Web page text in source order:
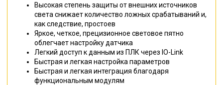
Высокая степень защиты от внешних источников
света снижает количество ложных срабатываний и,
как следствие, простоев
Яркое, четкое, прецизионное световое пятно
облегчает настройку датчика
Легкий доступ к данным из ПЛК через IO-Link
Быстрая и легкая настройка параметров
Быстрая и легкая интеграция благодаря
функциональным модулям